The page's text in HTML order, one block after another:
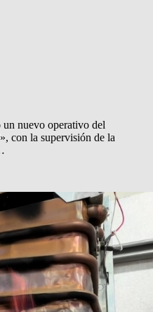
nuevo operativo del
con la supervisión de la